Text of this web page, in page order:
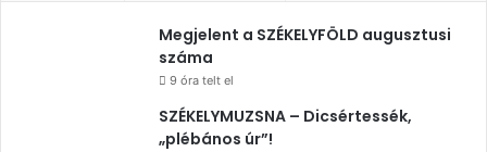
Megjelent a SZÉKELYFÖLD augusztusi
száma
9 óra telt el
SZÉKELYMUZSNA – Dicsértessék,
„plébános úr”!